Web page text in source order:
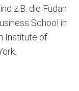
z.B. die Fudan
School in
Institute of